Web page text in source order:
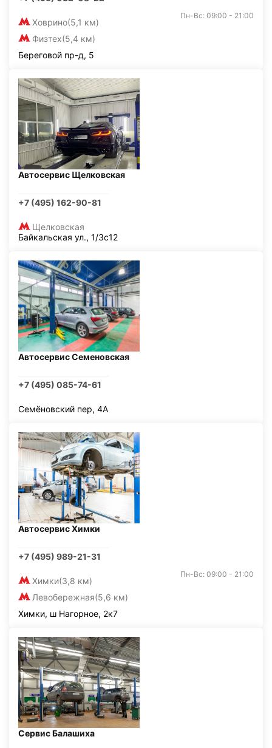
Ховрино(5,1 км)
Физтех(5,4 км)
Пн-Вс: 09:00 - 21:00
Береговой пр-д, 5
Автосервис Щелковская
+7 (495) 162-90-81
Щелковская
Байкальская ул., 1/3с12
Автосервис Семеновская
+7 (495) 085-74-61
Семёновский пер, 4А
Автосервис Химки
+7 (495) 989-21-31
Химки(3,8 км)
Левобережная(5,6 км)
Пн-Вс: 09:00 - 21:00
Химки, ш Нагорное, 2к7
Сервис Балашиха